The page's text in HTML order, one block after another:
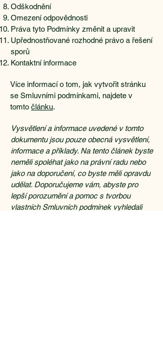
Odškodnění
Omezení odpovědnosti
Práva tyto Podmínky změnit a upravit
Upřednostňované rozhodné právo a řešení
sporů
Kontaktní informace
Více informací o tom, jak vytvořit stránku
se Smluvními podmínkami, najdete v
tomto článku.
Vysvětlení a informace uvedené v tomto
dokumentu jsou pouze obecná vysvětlení,
informace a příklady. Na tento článek byste
neměli spoléhat jako na právní radu nebo
jako na doporučení, co byste měli opravdu
udělat. Doporučujeme vám, abyste pro
lepší porozumění a pomoc s tvorbou
vlastních Smluvních podmínek vyhledali